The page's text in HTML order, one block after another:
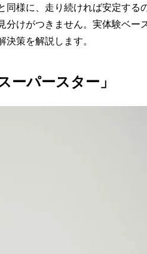
様に、走り続ければ安定する
けがつきません。実体験ベー
策を解説します。
ーパースター」